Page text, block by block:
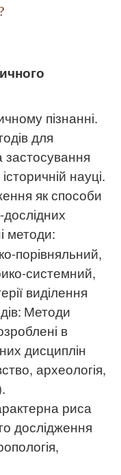
пізнанні.
для
застосування
науці.
як способи
методи:
порівняльний,
системний,
виділення
Методи
в
дисциплін
археологія,
риса
дослідження